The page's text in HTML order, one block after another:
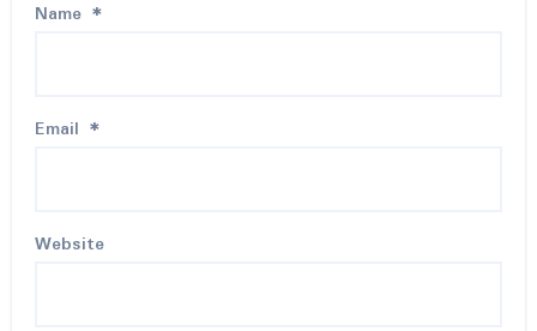
Name *
Email *
Website